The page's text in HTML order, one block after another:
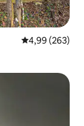
4,99 de uma
4,99 (263)